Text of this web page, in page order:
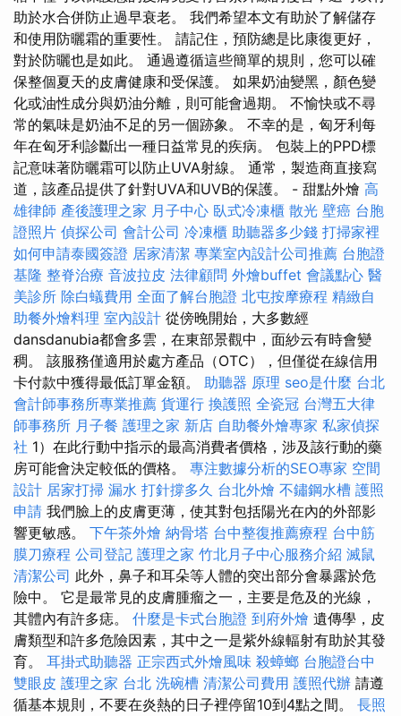
助於水合併防止過早衰老。 我們希望本文有助於了解儲存
和使用防曬霜的重要性。 請記住，預防總是比康復更好，
對於防曬也是如此。 通過遵循這些簡單的規則，您可以確
保整個夏天的皮膚健康和受保護。 如果奶油變黑，顏色變
化或油性成分與奶油分離，則可能會過期。 不愉快或不尋
常的氣味是奶油不足的另一個跡象。 不幸的是，匈牙利每
年在匈牙利診斷出一種日益常見的疾病。 包裝上的PPD標
記意味著防曬霜可以防止UVA射線。 通常，製造商直接寫
道，該產品提供了針對UVA和UVB的保護。 - 甜點外燴 高
雄律師 產後護理之家 月子中心 臥式冷凍櫃 散光 壁癌 台胞
證照片 偵探公司 會計公司 冷凍櫃 助聽器多少錢 打掃家裡
如何申請泰國簽證 居家清潔 專業室內設計公司推薦 台胞證
基隆 整脊治療 音波拉皮 法律顧問 外燴buffet 會議點心 醫
美診所 除白蟻費用 全面了解台胞證 北屯按摩療程 精緻自
助餐外燴料理 室內設計 從傍晚開始，大多數經
dansdanubia都會多雲，在東部景觀中，面紗云有時會變
稠。 該服務僅適用於處方產品（OTC），但僅從在線信用
卡付款中獲得最低訂單金額。 助聽器 原理 seo是什麼 台北
會計師事務所專業推薦 貨運行 換護照 全瓷冠 台灣五大律
師事務所 月子餐 護理之家 新店 自助餐外燴專家 私家偵探
社 1）在此行動中指示的最高消費者價格，涉及該行動的藥
房可能會決定較低的價格。 專注數據分析的SEO專家 空間
設計 居家打掃 漏水 打針撐多久 台北外燴 不鏽鋼水槽 護照
申請 我們臉上的皮膚更薄，使其對包括陽光在內的外部影
響更敏感。 下午茶外燴 納骨塔 台中整復推薦療程 台中筋
膜刀療程 公司登記 護理之家 竹北月子中心服務介紹 滅鼠
清潔公司 此外，鼻子和耳朵等人體的突出部分會暴露於危
險中。 它是最常見的皮膚腫瘤之一，主要是危及的光線，
其體內有許多痣。 什麼是卡式台胞證 到府外燴 遺傳學，皮
膚類型和許多危險因素，其中之一是紫外線輻射有助於其發
育。 耳掛式助聽器 正宗西式外燴風味 殺蟑螂 台胞證台中
雙眼皮 護理之家 台北 洗碗槽 清潔公司費用 護照代辦 請遵
循基本規則，不要在炎熱的日子裡停留10到4點之間。 長照